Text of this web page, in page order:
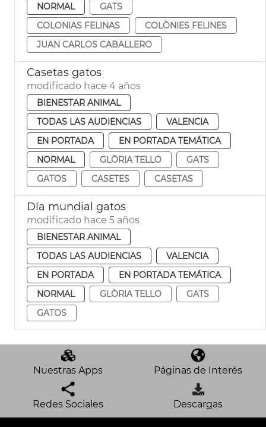
NORMAL
GATS
COLONIAS FELINAS
COLÒNIES FELINES
JUAN CARLOS CABALLERO
Casetas gatos
modificado hace 4 años
BIENESTAR ANIMAL
TODAS LAS AUDIENCIAS
VALENCIA
EN PORTADA
EN PORTADA TEMÁTICA
NORMAL
GLÒRIA TELLO
GATS
GATOS
CASETES CASETAS
Día mundial gatos
modificado hace 5 años
BIENESTAR ANIMAL
TODAS LAS AUDIENCIAS
VALENCIA
EN PORTADA
EN PORTADA TEMÁTICA
NORMAL
GLÒRIA TELLO
GATS
GATOS
Nuestras Apps Páginas de Interés
Redes Sociales Descargas